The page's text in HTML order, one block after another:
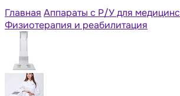
Главная Аппараты с Р/У для
Физиотерапия и реабилитация